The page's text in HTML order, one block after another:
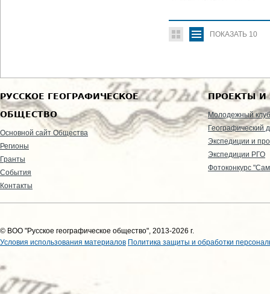
ПОКАЗАТЬ 10
РУССКОЕ ГЕОГРАФИЧЕСКОЕ
ОБЩЕСТВО
Основной сайт Общества
Регионы
Гранты
События
Контакты
ПРОЕКТЫ И
Молодежный клуб
Географический
Экспедиции и
Экспедиции РГО
Фотоконкурс
© ВОО "Русское географическое общество", 2013-2026 г.
Условия использования материалов Политика защиты и обработки